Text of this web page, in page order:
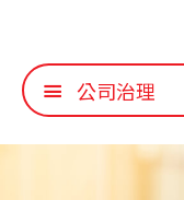
公司治理